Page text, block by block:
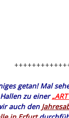
getan! Mal
zu einer
auch den